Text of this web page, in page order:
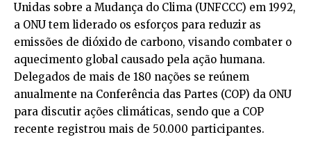
Unidas sobre a Mudança do Clima (UNFCCC) em 1992,
a ONU tem liderado os esforços para reduzir as
emissões de dióxido de carbono, visando combater o
aquecimento global causado pela ação humana.
Delegados de mais de 180 nações se reúnem
anualmente na Conferência das Partes (COP) da ONU
para discutir ações climáticas, sendo que a COP
recente registrou mais de 50.000 participantes.